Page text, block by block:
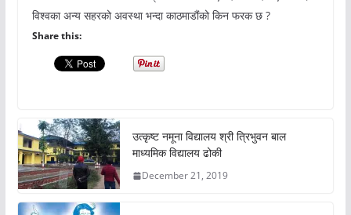
विश्वका अन्य सहरको अवस्था भन्दा काठमाडौंको किन फरक छ ?
Share this:
उत्कृष्ट नमूना विद्यालय श्री त्रिभुवन बाल
माध्यमिक विद्यालय ढोकी
December 21, 2019